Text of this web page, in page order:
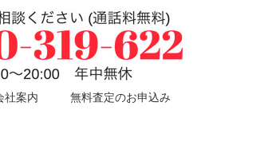
社案内 無料査定のお申込み